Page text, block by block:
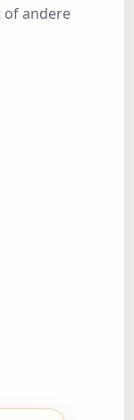
of andere